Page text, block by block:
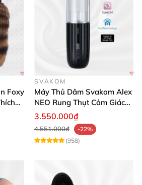
Foxy
SVAKOM
Máy Thủ Dâm Svakom Alex
NEO Rung Thụt Cảm Giác
Thật, App Điều Khiển
3.550.000₫
4.551.000₫
-22%
(958)